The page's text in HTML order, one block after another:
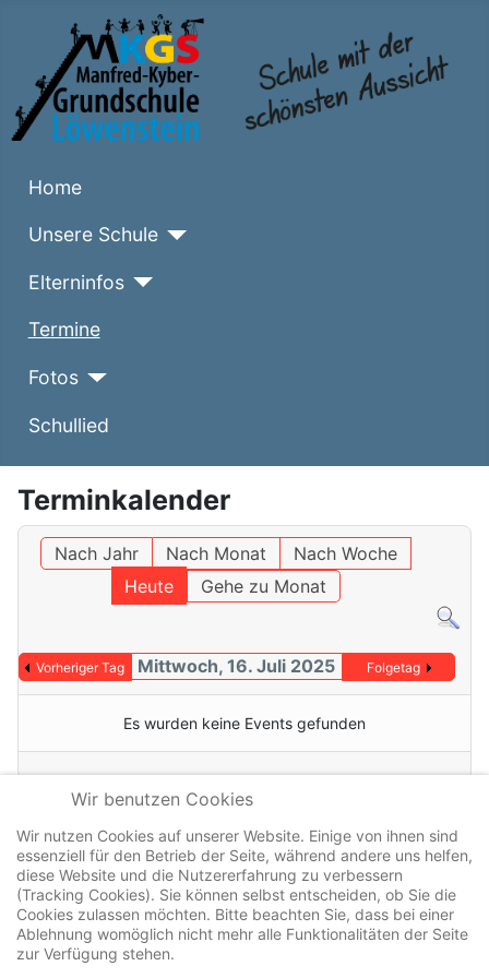
Home
Unsere Schule
Elterninfos
Termine
Fotos
Schullied
Terminkalender
Nach Jahr Nach Monat
Nach Woche
Heute
Gehe zu Monat
Vorheriger Tag Mittwoch, 16. Juli 2025 Folgetag
Es wurden keine Events gefunden
Kontakt
Datenschutz
Impressum
Cookierichtlinie
Wir benutzen Cookies
Wir nutzen Cookies auf unserer Website. Einige von ihnen sind
essenziell für den Betrieb der Seite, während andere uns helfen,
diese Website und die Nutzererfahrung zu verbessern
(Tracking Cookies). Sie können selbst entscheiden, ob Sie die
Cookies zulassen möchten. Bitte beachten Sie, dass bei einer
Ablehnung womöglich nicht mehr alle Funktionalitäten der Seite
zur Verfügung stehen.